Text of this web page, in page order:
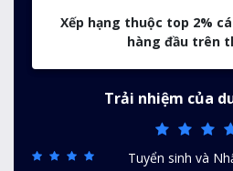
Xếp hạng thuộc top 2%
hàng đầu trên
Trải nhiệm của
Tuyển sinh và